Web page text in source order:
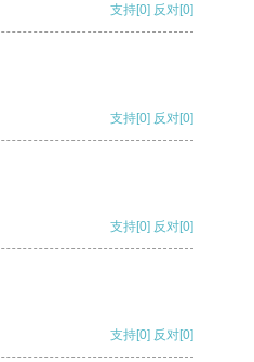
支持[0] 反对[0]
支持[0] 反对[0]
支持[0] 反对[0]
支持[0] 反对[0]